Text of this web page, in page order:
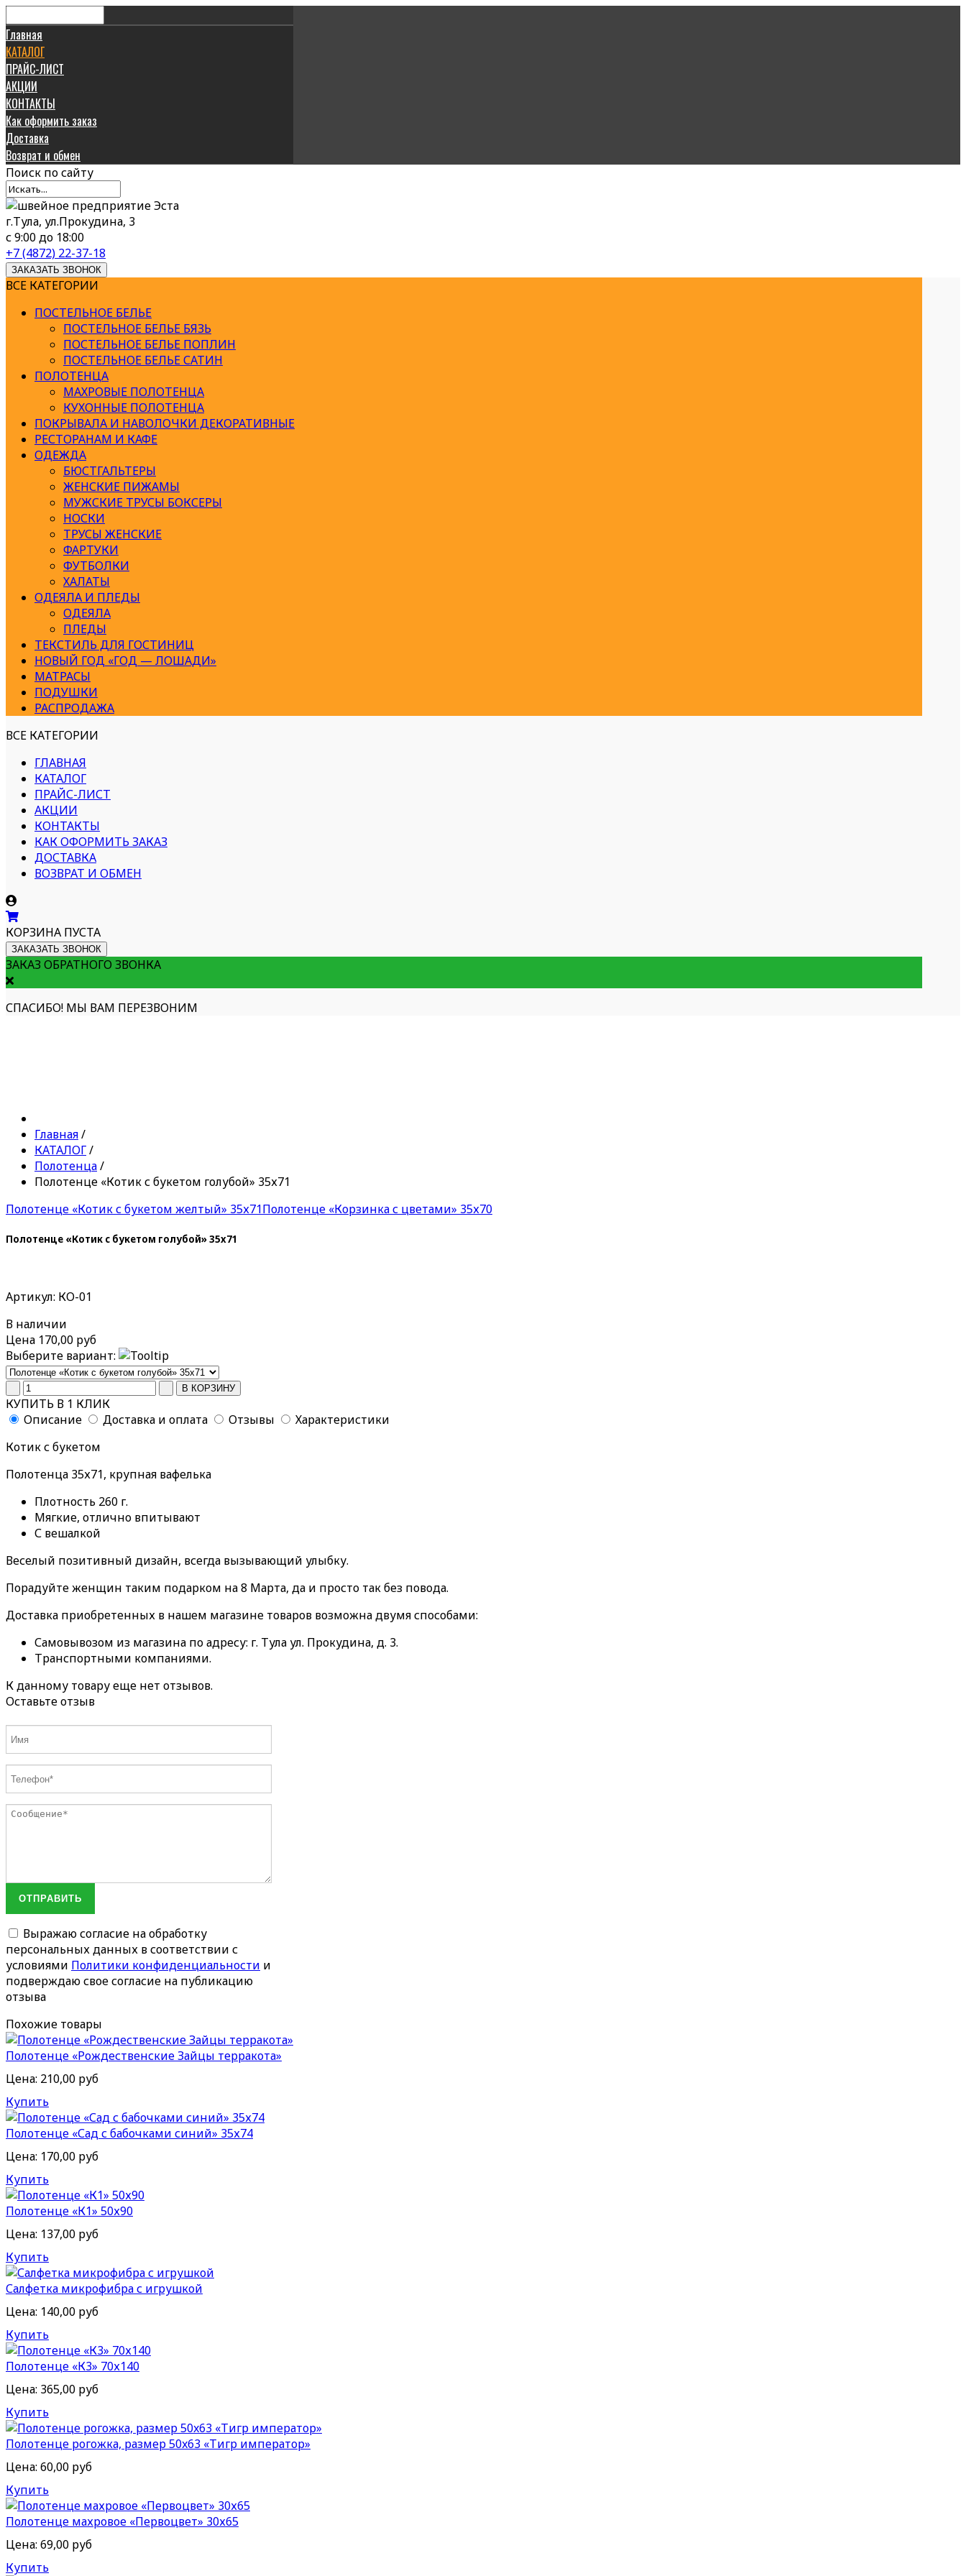
Главная
КАТАЛОГ
ПРАЙС-ЛИСТ
АКЦИИ
КОНТАКТЫ
Как оформить заказ
Доставка
Возврат и обмен
Поиск по сайту
г.Тула, ул.Прокудина, 3
с 9:00 до 18:00
+7 (4872) 22-37-18
ЗАКАЗАТЬ ЗВОНОК
ВСЕ КАТЕГОРИИ
ПОСТЕЛЬНОЕ БЕЛЬЕ
ПОСТЕЛЬНОЕ БЕЛЬЕ БЯЗЬ
ПОСТЕЛЬНОЕ БЕЛЬЕ ПОПЛИН
ПОСТЕЛЬНОЕ БЕЛЬЕ САТИН
ПОЛОТЕНЦА
МАХРОВЫЕ ПОЛОТЕНЦА
КУХОННЫЕ ПОЛОТЕНЦА
ПОКРЫВАЛА И НАВОЛОЧКИ ДЕКОРАТИВНЫЕ
РЕСТОРАНАМ И КАФЕ
ОДЕЖДА
БЮСТГАЛЬТЕРЫ
ЖЕНСКИЕ ПИЖАМЫ
МУЖСКИЕ ТРУСЫ БОКСЕРЫ
НОСКИ
ТРУСЫ ЖЕНСКИЕ
ФАРТУКИ
ФУТБОЛКИ
ХАЛАТЫ
ОДЕЯЛА И ПЛЕДЫ
ОДЕЯЛА
ПЛЕДЫ
ТЕКСТИЛЬ ДЛЯ ГОСТИНИЦ
НОВЫЙ ГОД «ГОД — ЛОШАДИ»
МАТРАСЫ
ПОДУШКИ
РАСПРОДАЖА
ВСЕ КАТЕГОРИИ
ГЛАВНАЯ
КАТАЛОГ
ПРАЙС-ЛИСТ
АКЦИИ
КОНТАКТЫ
КАК ОФОРМИТЬ ЗАКАЗ
ДОСТАВКА
ВОЗВРАТ И ОБМЕН
КОРЗИНА ПУСТА
ЗАКАЗАТЬ ЗВОНОК
ЗАКАЗ ОБРАТНОГО ЗВОНКА
СПАСИБО! МЫ ВАМ ПЕРЕЗВОНИМ
Главная/
КАТАЛОГ/
Полотенца/
Полотенце «Котик с букетом голубой» 35х71
Полотенце «Котик с букетом желтый» 35х71Полотенце «Корзинка с цветами» 35х70
Полотенце «Котик с букетом голубой» 35х71
Артикул: КО-01
В наличии
Цена 170,00 руб
Выберите вариант:
КУПИТЬ В 1 КЛИК
Описание
Доставка и оплата Отзывы
Характеристики
Котик с букетом
Полотенца 35х71, крупная вафелька
Плотность 260 г.
Мягкие, отлично впитывают
С вешалкой
Веселый позитивный дизайн, всегда вызывающий улыбку.
Порадуйте женщин таким подарком на 8 Марта, да и просто так без повода.
Доставка приобретенных в нашем магазине товаров возможна двумя способами:
Самовывозом из магазина по адресу: г. Тула ул. Прокудина, д. 3.
Транспортными компаниями.
К данному товару еще нет отзывов.
Оставьте отзыв
ОТПРАВИТЬ
Выражаю согласие на обработку
персональных данных в соответствии с
условиями Политики конфиденциальности и
подверждаю свое согласие на публикацию
отзыва
Похожие товары
Полотенце «Рождественские Зайцы терракота»
Цена: 210,00 руб
Купить
Полотенце «Сад с бабочками синий» 35х74
Цена: 170,00 руб
Купить
Полотенце «К1» 50х90
Цена: 137,00 руб
Купить
Салфетка микрофибра с игрушкой
Цена: 140,00 руб
Купить
Полотенце «К3» 70х140
Цена: 365,00 руб
Купить
Полотенце рогожка, размер 50x63 «Тигр император»
Цена: 60,00 руб
Купить
Полотенце махровое «Первоцвет» 30х65
Цена: 69,00 руб
Купить